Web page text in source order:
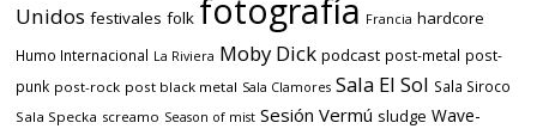
Unidos festivales folk fotografía Francia hardcore
Humo Internacional La Riviera Moby Dick podcast post-metal post-
punk post-rock post black metal Sala Clamores Sala El Sol Sala Siroco
Sala Specka screamo Season of mist Sesión Vermú sludge Wave-